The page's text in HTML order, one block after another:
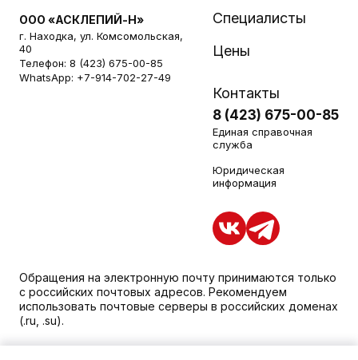
ООО «АСКЛЕПИЙ-Н»
г. Находка, ул. Комсомольская,
40
Телефон: 8 (423) 675-00-85
WhatsApp: +7-914-702-27-49
Специалисты
Цены
Контакты
8 (423) 675-00-85
Единая справочная
служба
Юридическая
информация
Обращения на электронную почту принимаются только
с российских почтовых адресов. Рекомендуем
использовать почтовые серверы в российских доменах
(.ru, .su).